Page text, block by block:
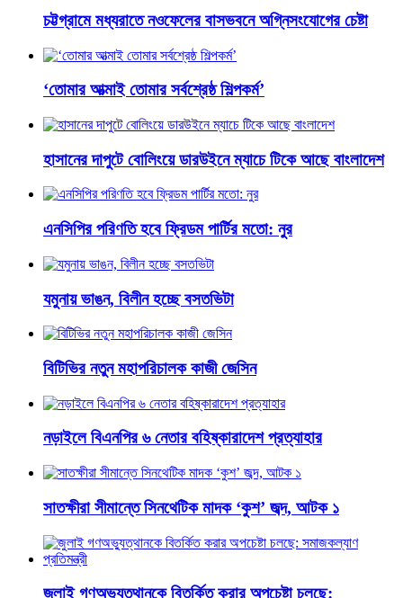
চট্টগ্রামে মধ্যরাতে নওফেলের বাসভবনে অগ্নিসংযোগের চেষ্টা
‘তোমার আত্মাই তোমার সর্বশ্রেষ্ঠ শিল্পকর্ম’
হাসানের দাপুটে বোলিংয়ে ডারউইনে ম্যাচে টিকে আছে বাংলাদেশ
এনসিপির পরিণতি হবে ফ্রিডম পার্টির মতো: নুর
যমুনায় ভাঙন, বিলীন হচ্ছে বসতভিটা
বিটিভির নতুন মহাপরিচালক কাজী জেসিন
নড়াইলে বিএনপির ৬ নেতার বহিষ্কারাদেশ প্রত্যাহার
সাতক্ষীরা সীমান্তে সিনথেটিক মাদক ‘কুশ’ জব্দ, আটক ১
জুলাই গণঅভ্যুত্থানকে বিতর্কিত করার অপচেষ্টা চলছে: